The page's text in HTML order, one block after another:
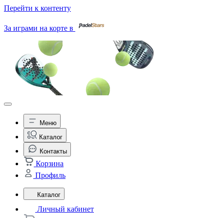
Перейти к контенту
За играми на корте в
Меню
Каталог
Контакты
Корзина
Профиль
Каталог
Личный кабинет